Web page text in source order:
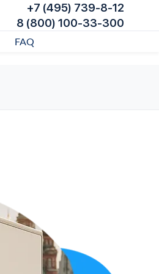
+7 (495) 739-8-12
8 (800) 100-33-300
FAQ